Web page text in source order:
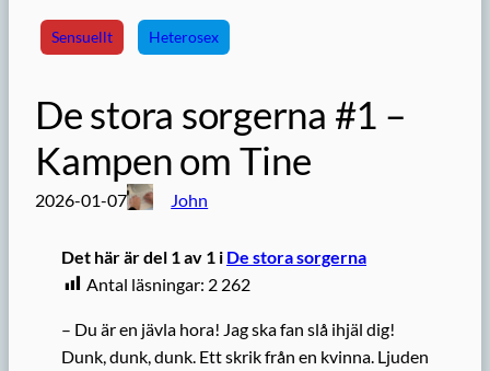
Sensuellt Heterosex
De stora sorgerna #1 –
Kampen om Tine
2026-01-07 John
Det här är del 1 av 1 i De stora sorgerna
Antal läsningar: 2 262
– Du är en jävla hora! Jag ska fan slå ihjäl dig!
Dunk, dunk, dunk. Ett skrik från en kvinna. Ljuden